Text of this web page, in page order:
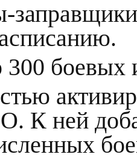
300 боевых
К ней